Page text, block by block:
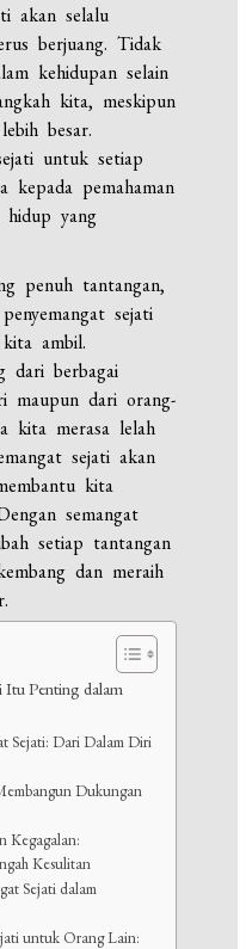
akan selalu
berjuang. Tidak
kehidupan selain
kita, meskipun
besar.
untuk setiap
kepada pemahaman
hidup yang
penuh tantangan,
sejati
ambil.
dari berbagai
maupun dari orang-
kita merasa lelah
sejati akan
kita
semangat
setiap tantangan
dan meraih
Itu Penting dalam
Sejati: Dari Dalam Diri
Dukungan
Kegagalan:
Kesulitan
Sejati dalam
untuk Orang Lain: